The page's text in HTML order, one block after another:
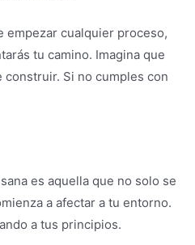
empezar cualquier proceso,
tu camino. Imagina que
Si no cumples con
es aquella que no solo se
a afectar a tu entorno.
a tus principios.